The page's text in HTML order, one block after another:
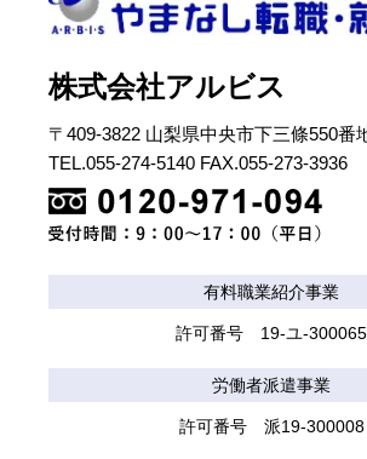
株式会社アルビス
〒409-3822 山梨県中央市下三條550番
TEL.055-274-5140 FAX.055-273-3936
有料職業紹介事業
許可番号 19-ユ-300065
労働者派遣事業
許可番号 派19-300008